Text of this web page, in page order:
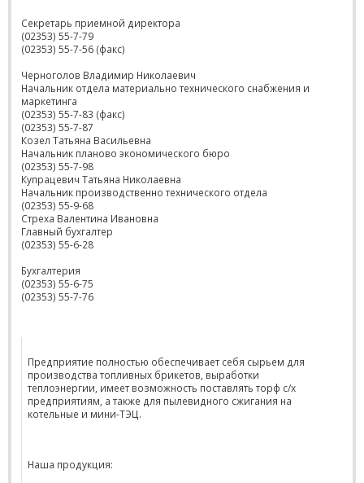
Секретарь приемной директора
(02353) 55-7-79
(02353) 55-7-56 (факс)
Черноголов Владимир Николаевич
Начальник отдела материально технического снабжения и
маркетинга
(02353) 55-7-83 (факс)
(02353) 55-7-87
Козел Татьяна Васильевна
Начальник планово экономического бюро
(02353) 55-7-98
Купрацевич Татьяна Николаевна
Начальник производственно технического отдела
(02353) 55-9-68
Стреха Валентина Ивановна
Главный бухгалтер
(02353) 55-6-28
Бухгалтерия
(02353) 55-6-75
(02353) 55-7-76
Предприятие полностью обеспечивает себя сырьем для
производства топливных брикетов, выработки
теплоэнергии, имеет возможность поставлять торф с/х
предприятиям, а также для пылевидного сжигания на
котельные и мини-ТЭЦ.
Наша продукция: